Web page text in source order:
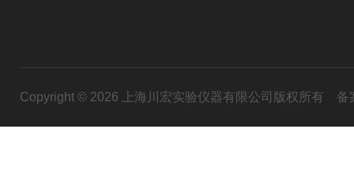
Copyright © 2026 上海川宏实验仪器有限公司版权所有 备